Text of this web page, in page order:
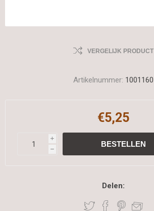
VERGELIJK PRODUCT
Artikelnummer: 1001160
€5,25
i
h
Delen: